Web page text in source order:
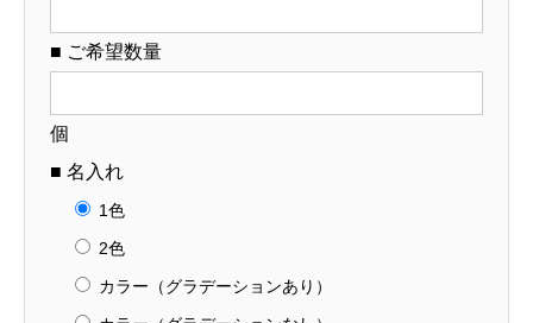
■ ご希望数量
個
■ 名入れ
1色
2色
カラー（グラデーションあり）